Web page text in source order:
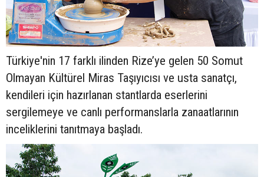
Türkiye'nin 17 farklı ilinden Rize’ye gelen 50 Somut
Olmayan Kültürel Miras Taşıyıcısı ve usta sanatçı,
kendileri için hazırlanan stantlarda eserlerini
sergilemeye ve canlı performanslarla zanaatlarının
inceliklerini tanıtmaya başladı.